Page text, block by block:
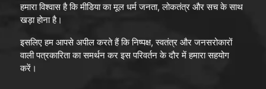
हमारा विश्वास है कि मीडिया का मूल धर्म जनता, लोकतंत्र और सच के साथ
खड़ा होना है।
इसलिए हम आपसे अपील करते हैं कि निष्पक्ष, स्वतंत्र और जनसरोकारों
वाली पत्रकारिता का समर्थन कर इस परिवर्तन के दौर में हमारा सहयोग
करें।